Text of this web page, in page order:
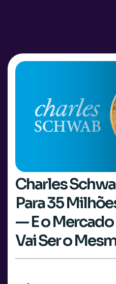
Charles
Para 35
— E o
Vai Ser o